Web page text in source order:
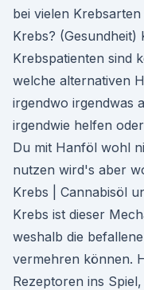
bei vielen
Krebs?
Krebspatienten sind
welche alternativen
irgendwo irgendwas
irgendwie helfen
Du mit Hanföl wohl
nutzen wird's aber
Krebs | Cannabisöl
Krebs ist dieser
weshalb die
vermehren können.
Rezeptoren ins